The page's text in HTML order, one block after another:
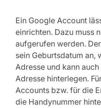
Ein Google Account
einrichten. Dazu muss
aufgerufen werden.
sein Geburtsdatum an,
Adresse und kann
Adresse hinterlegen.
Accounts bzw. für die
die Handynummer